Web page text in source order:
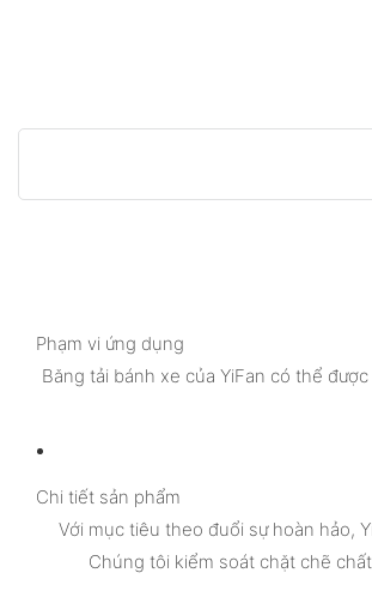
Phạm vi ứng dụng
Băng tải bánh xe của YiFan có thể
Chi tiết sản phẩm
Với mục tiêu theo đuổi sự hoàn hảo,
Chúng tôi kiểm soát chặt chẽ